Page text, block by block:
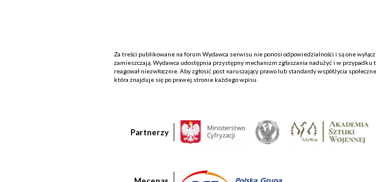
Za treści publikowane na forum Wydawca serwisu nie ponosi odpowiedzialności i są one
zamieszczają. Wydawca udostępnia przystępny mechanizm zgłaszania nadużyć i w przypadku
reagował niezwłocznie. Aby zgłosić post naruszający prawo lub standardy współżycia
która znajduje się po prawej stronie każdego wpisu.
Partnerzy